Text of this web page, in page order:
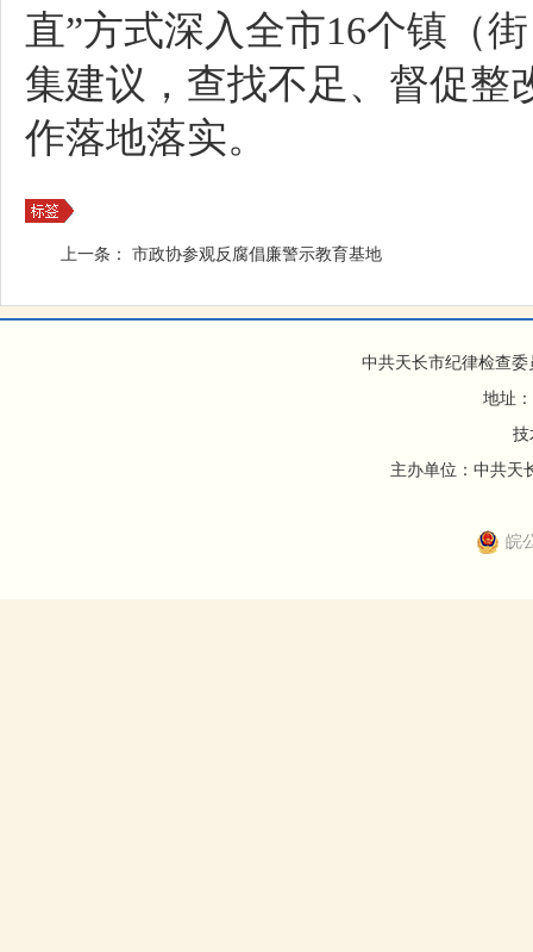
直”方式深入全市16个镇（
集建议，查找不足、督促整
作落地落实。
上一条： 市政协参观反腐倡廉警示教育基地
中共天长市纪律检查
地址
技
主办单位：中共天
皖